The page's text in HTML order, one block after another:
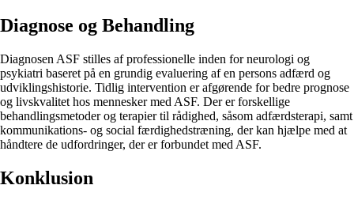
Diagnose og Behandling
Diagnosen ASF stilles af professionelle inden for neurologi og
psykiatri baseret på en grundig evaluering af en persons adfærd og
udviklingshistorie. Tidlig intervention er afgørende for bedre prognose
og livskvalitet hos mennesker med ASF. Der er forskellige
behandlingsmetoder og terapier til rådighed, såsom adfærdsterapi, samt
kommunikations- og social færdighedstræning, der kan hjælpe med at
håndtere de udfordringer, der er forbundet med ASF.
Konklusion